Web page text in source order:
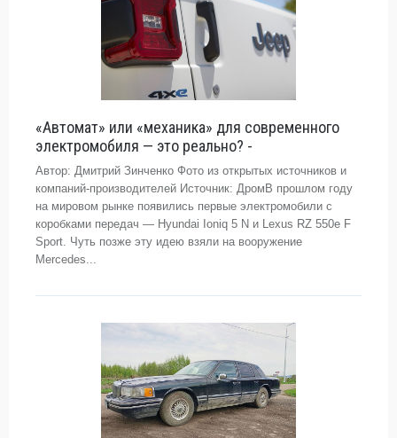
«Автомат» или «механика» для современного
электромобиля — это реально? -
Автор: Дмитрий Зинченко Фото из открытых источников и
компаний-производителей Источник: ДромВ прошлом году
на мировом рынке появились первые электромобили с
коробками передач — Hyundai Ioniq 5 N и Lexus RZ 550e F
Sport. Чуть позже эту идею взяли на вооружение
Mercedes...